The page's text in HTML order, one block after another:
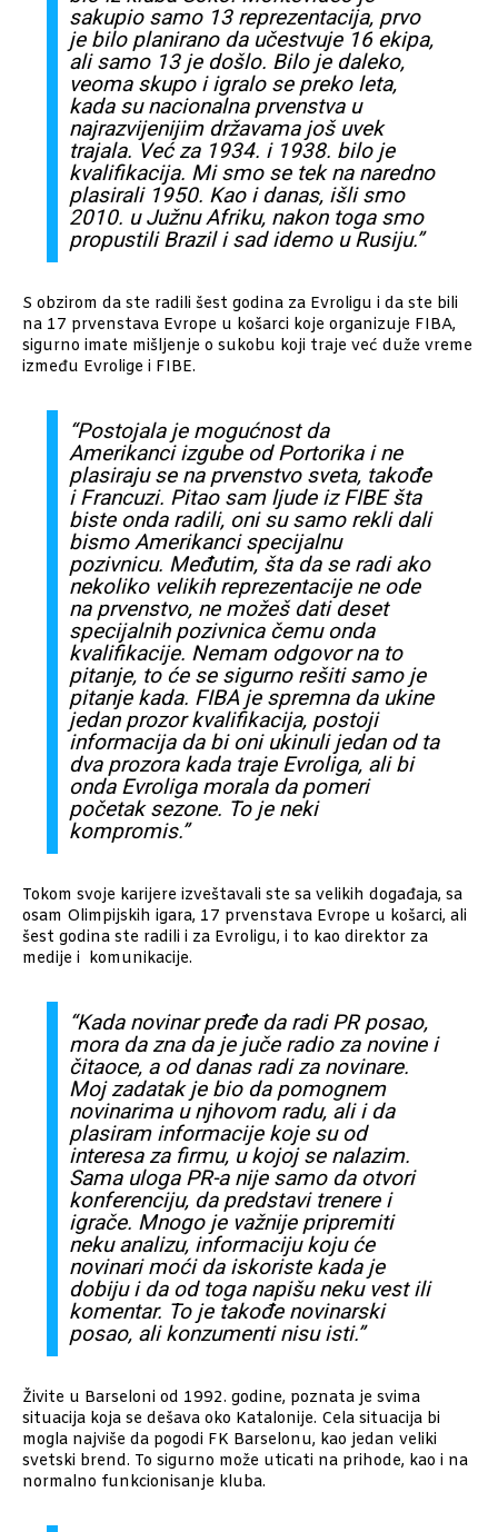
sakupio samo 13 reprezentacija, prvo
je bilo planirano da učestvuje 16 ekipa,
ali samo 13 je došlo. Bilo je daleko,
veoma skupo i igralo se preko leta,
kada su nacionalna prvenstva u
najrazvijenijim državama još uvek
trajala. Već za 1934. i 1938. bilo je
kvalifikacija. Mi smo se tek na naredno
plasirali 1950. Kao i danas, išli smo
2010. u Južnu Afriku, nakon toga smo
propustili Brazil i sad idemo u Rusiju.”
S obzirom da ste radili šest godina za Evroligu i da ste bili
na 17 prvenstava Evrope u košarci koje organizuje FIBA,
sigurno imate mišljenje o sukobu koji traje već duže vreme
između Evrolige i FIBE.
“Postojala je mogućnost da
Amerikanci izgube od Portorika i ne
plasiraju se na prvenstvo sveta, takođe
i Francuzi. Pitao sam ljude iz FIBE šta
biste onda radili, oni su samo rekli dali
bismo Amerikanci specijalnu
pozivnicu. Međutim, šta da se radi ako
nekoliko velikih reprezentacije ne ode
na prvenstvo, ne možeš dati deset
specijalnih pozivnica čemu onda
kvalifikacije. Nemam odgovor na to
pitanje, to će se sigurno rešiti samo je
pitanje kada. FIBA je spremna da ukine
jedan prozor kvalifikacija, postoji
informacija da bi oni ukinuli jedan od ta
dva prozora kada traje Evroliga, ali bi
onda Evroliga morala da pomeri
početak sezone. To je neki
kompromis.”
Tokom svoje karijere izveštavali ste sa velikih događaja, sa
osam Olimpijskih igara, 17 prvenstava Evrope u košarci, ali
šest godina ste radili i za Evroligu, i to kao direktor za
medije i komunikacije.
“Kada novinar pređe da radi PR posao,
mora da zna da je juče radio za novine i
čitaoce, a od danas radi za novinare.
Moj zadatak je bio da pomognem
novinarima u njhovom radu, ali i da
plasiram informacije koje su od
interesa za firmu, u kojoj se nalazim.
Sama uloga PR-a nije samo da otvori
konferenciju, da predstavi trenere i
igrače. Mnogo je važnije pripremiti
neku analizu, informaciju koju će
novinari moći da iskoriste kada je
dobiju i da od toga napišu neku vest ili
komentar. To je takođe novinarski
posao, ali konzumenti nisu isti.”
Živite u Barseloni od 1992. godine, poznata je svima
situacija koja se dešava oko Katalonije. Cela situacija bi
mogla najviše da pogodi FK Barselonu, kao jedan veliki
svetski brend. To sigurno može uticati na prihode, kao i na
normalno funkcionisanje kluba.